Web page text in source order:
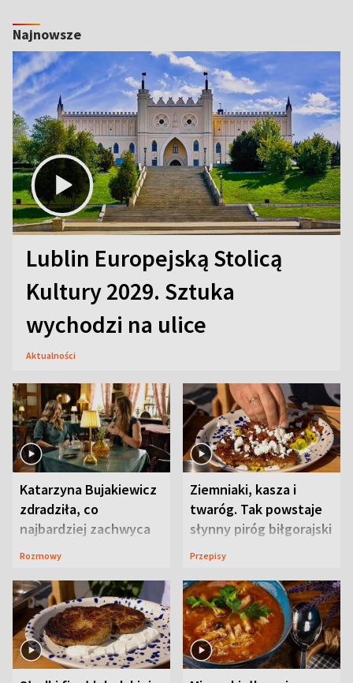
Najnowsze
Lublin Europejską Stolicą
Kultury 2029. Sztuka
wychodzi na ulice
Aktualności
Katarzyna Bujakiewicz
zdradziła, co
najbardziej zachwyca
ją w Lublinie
Rozmowy
Ziemniaki, kasza i
twaróg. Tak powstaje
słynny piróg biłgorajski
Przepisy